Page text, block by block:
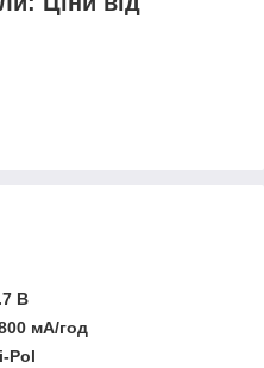
В
мА/год
Pol